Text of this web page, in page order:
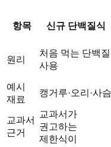
항목 신규 단백질식
원리
처음 먹는 단백질
사용
예시
재료
캥거루·오리·사슴
교과서
근거
교과서가
권고하는
제한식이